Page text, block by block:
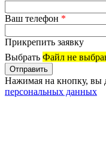
Ваш телефон *
Прикрепить заявку
Выбрать Файл не
Нажимая на кнопку, вы
персональных данных